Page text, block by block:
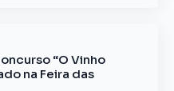
“O Vinho
na Feira das